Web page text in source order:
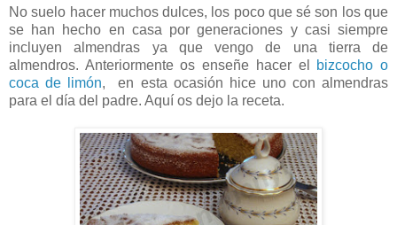
No suelo hacer muchos dulces, los poco que sé son los que
se han hecho en casa por generaciones y casi siempre
incluyen almendras ya que vengo de una tierra de
almendros. Anteriormente os enseñe hacer el
bizcocho o
coca de limón, en esta ocasión hice uno con almendras
para el día del padre. Aquí os dejo la receta.